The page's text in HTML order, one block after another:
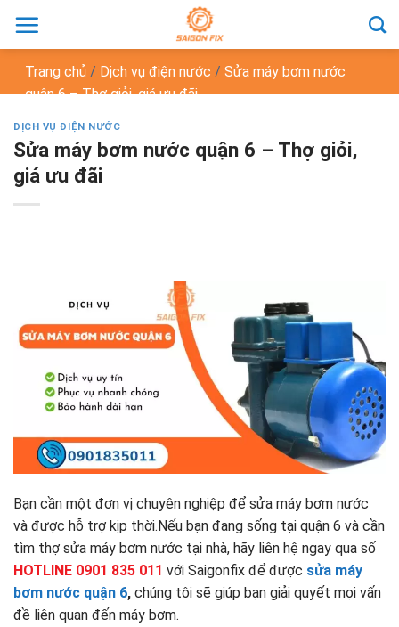
đến
dungTrang chủ / Dịch vụ điện nước / Sửa máy bơm nước
quận 6 – Thợ giỏi, giá ưu đãi
DỊCH VỤ ĐIỆN NƯỚC
Sửa máy bơm nước quận 6 – Thợ giỏi,
giá ưu đãi
Bạn cần một đơn vị chuyên nghiệp để sửa máy bơm nước
và được hỗ trợ kịp thời.Nếu bạn đang sống tại quận 6 và cần
tìm thợ sửa máy bơm nước tại nhà, hãy liên hệ ngay qua số
HOTLINE 0901 835 011 với Saigonfix để được sửa máy
bơm nước quận 6, chúng tôi sẽ giúp bạn giải quyết mọi vấn
đề liên quan đến máy bơm.